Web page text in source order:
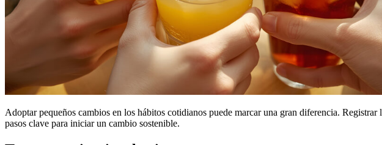
Adoptar pequeños cambios en los hábitos cotidianos puede marcar una gran diferencia.
pasos clave para iniciar un cambio sostenible.